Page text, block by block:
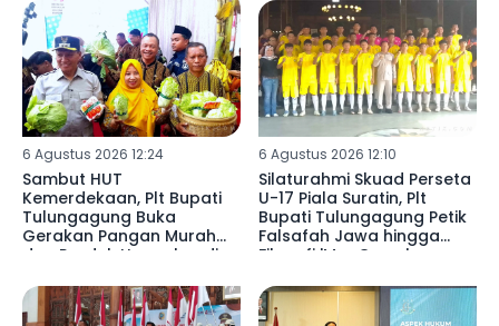
6 Agustus 2026 12:24
Sambut HUT
Kemerdekaan, Plt Bupati
Tulungagung Buka
Gerakan Pangan Murah
dan Produk Unggulan di
6 Agustus 2026 12:10
Silaturahmi Skuad Perseta
U-17 Piala Suratin, Plt
Bupati Tulungagung Petik
Falsafah Jawa hingga
Filosofi 'MacGyver'